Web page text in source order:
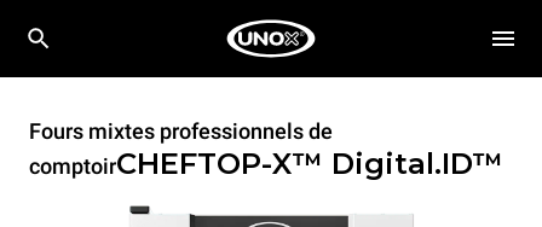
Fours mixtes professionnels de
comptoirCHEFTOP-X™ Digital.ID™